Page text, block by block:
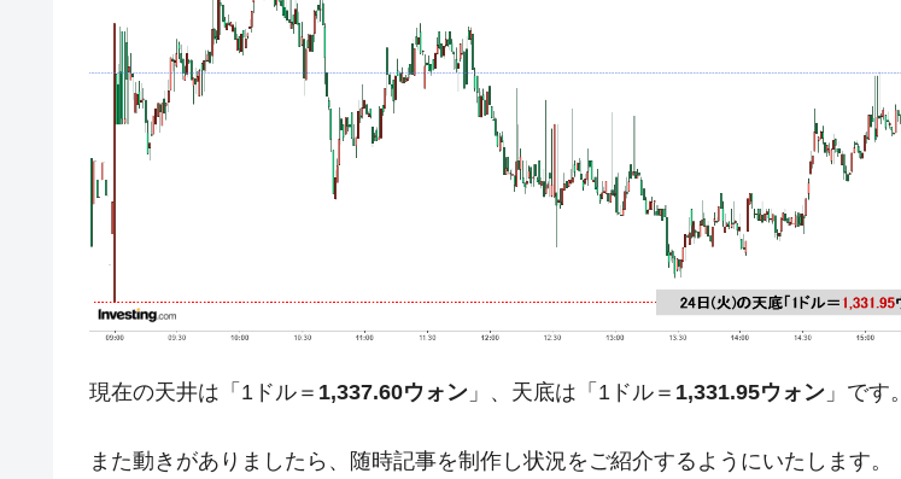
『Money1』 韓国･加徳島新国際空港「またも暗礁」の危機 ⇒ 10.7兆では損が出るからできない。
Fact1 日本の誇る海洋資源調査船『白嶺』は先進技術の塊！
Fact1 夏の甲子園、優勝校を最も多く輩出している都道府県とは？
今話題の「楽天ライオンズ」とは？
全て勝つといくら？ 競馬GI競走で勝利騎手がもらえる賞金とは？
Fact1 平成仮面ライダーの意外すぎるモチーフとは？
Fact1 発表から2日で大崩壊、鳴かず飛ばずに終わりそうなスーパーリーグとは？
Fact1 日本人マスターズ挑戦の歴史。松山以前に最高位だった選手とは？
Fact1 セレクトセールの高額取引馬が稼いだ金額とは？
現在の天井は「1ドル＝ 1,337.60ウォン 」、天底は「1ドル＝ 1,331.95ウォン 」です。
また動きがありましたら、随時記事を制作し状況をご紹介するようにいたします。